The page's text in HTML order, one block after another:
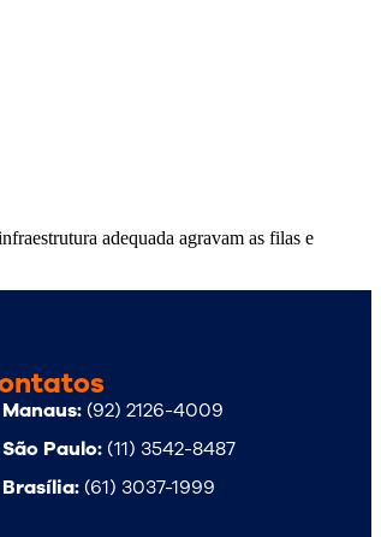
adequada agravam as filas e
Manaus:(92) 2126-4009
São Paulo:(11) 3542-8487
Brasília:(61) 3037-1999